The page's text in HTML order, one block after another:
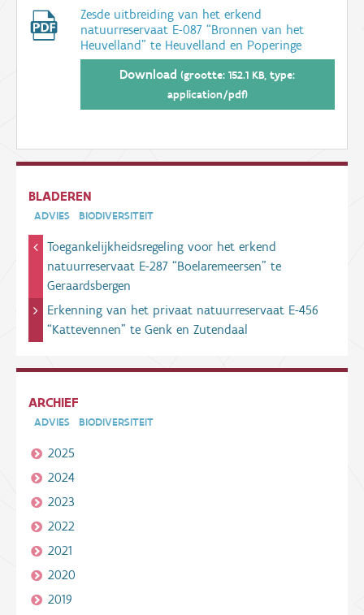
Zesde uitbreiding van het erkend
natuurreservaat E-087 “Bronnen van het
Heuvelland” te Heuvelland en Poperinge
Download(grootte: 152.1 KB, type:
application/pdf)
BLADEREN
ADVIES BIODIVERSITEIT
Toegankelijkheidsregeling voor het erkend
natuurreservaat E-287 “Boelaremeersen” te
Geraardsbergen
Erkenning van het privaat natuurreservaat E-456
“Kattevennen” te Genk en Zutendaal
ARCHIEF
ADVIES BIODIVERSITEIT
2025
2024
2023
2022
2021
2020
2019